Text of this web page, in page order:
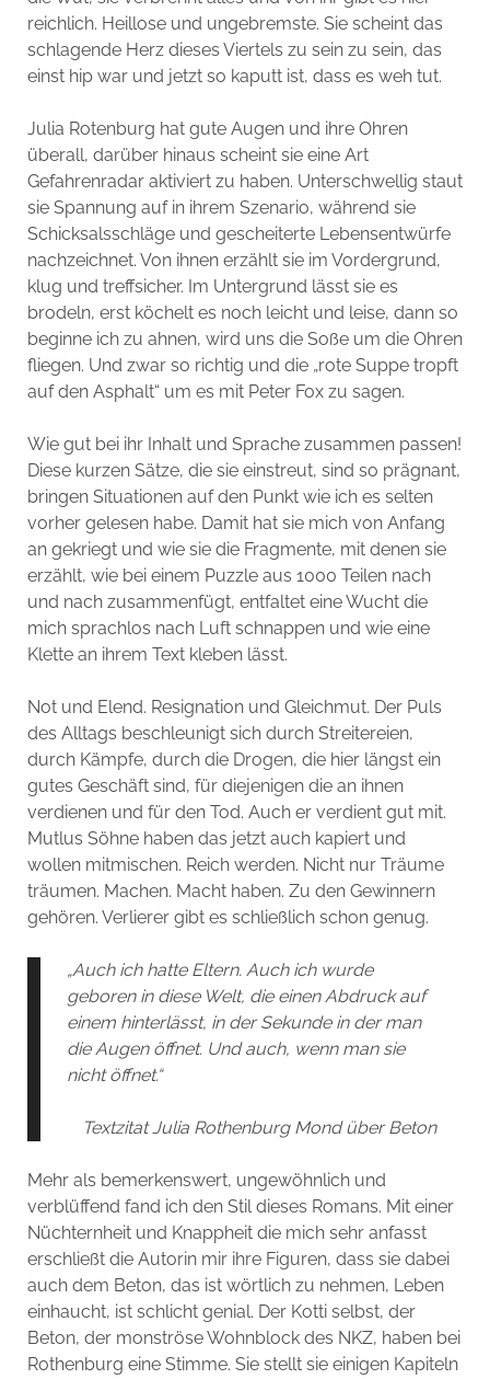
reichlich. Heillose und ungebremste. Sie scheint das
schlagende Herz dieses Viertels zu sein zu sein, das
einst hip war und jetzt so kaputt ist, dass es weh tut.
Julia Rotenburg hat gute Augen und ihre Ohren
überall, darüber hinaus scheint sie eine Art
Gefahrenradar aktiviert zu haben. Unterschwellig staut
sie Spannung auf in ihrem Szenario, während sie
Schicksalsschläge und gescheiterte Lebensentwürfe
nachzeichnet. Von ihnen erzählt sie im Vordergrund,
klug und treffsicher. Im Untergrund lässt sie es
brodeln, erst köchelt es noch leicht und leise, dann so
beginne ich zu ahnen, wird uns die Soße um die Ohren
fliegen. Und zwar so richtig und die „rote Suppe tropft
auf den Asphalt“ um es mit Peter Fox zu sagen.
Wie gut bei ihr Inhalt und Sprache zusammen passen!
Diese kurzen Sätze, die sie einstreut, sind so prägnant,
bringen Situationen auf den Punkt wie ich es selten
vorher gelesen habe. Damit hat sie mich von Anfang
an gekriegt und wie sie die Fragmente, mit denen sie
erzählt, wie bei einem Puzzle aus 1000 Teilen nach
und nach zusammenfügt, entfaltet eine Wucht die
mich sprachlos nach Luft schnappen und wie eine
Klette an ihrem Text kleben lässt.
Not und Elend. Resignation und Gleichmut. Der Puls
des Alltags beschleunigt sich durch Streitereien,
durch Kämpfe, durch die Drogen, die hier längst ein
gutes Geschäft sind, für diejenigen die an ihnen
verdienen und für den Tod. Auch er verdient gut mit.
Mutlus Söhne haben das jetzt auch kapiert und
wollen mitmischen. Reich werden. Nicht nur Träume
träumen. Machen. Macht haben. Zu den Gewinnern
gehören. Verlierer gibt es schließlich schon genug.
„Auch ich hatte Eltern. Auch ich wurde
geboren in diese Welt, die einen Abdruck auf
einem hinterlässt, in der Sekunde in der man
die Augen öffnet. Und auch, wenn man sie
nicht öffnet.“
Textzitat Julia Rothenburg Mond über Beton
Mehr als bemerkenswert, ungewöhnlich und
verblüffend fand ich den Stil dieses Romans. Mit einer
Nüchternheit und Knappheit die mich sehr anfasst
erschließt die Autorin mir ihre Figuren, dass sie dabei
auch dem Beton, das ist wörtlich zu nehmen, Leben
einhaucht, ist schlicht genial. Der Kotti selbst, der
Beton, der monströse Wohnblock des NKZ, haben bei
Rothenburg eine Stimme. Sie stellt sie einigen Kapiteln